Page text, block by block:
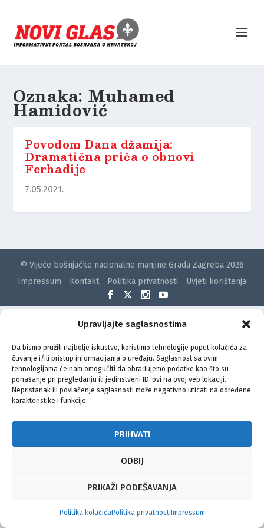
Upravljajte saglasnostima
Da bismo pružili najbolje iskustvo, koristimo tehnologije poput kolačića za
čuvanje i/ili pristup informacijama o uređaju. Saglasnost sa ovim
tehnologijama će nam omogućiti da obrađujemo podatke kao što su
ponašanje pri pregledanju ili jedinstveni ID-ovi na ovoj veb lokaciji.
Nepristanak ili povlačenje saglasnosti može negativno uticati na određene
karakteristike i funkcije.
PRIHVATI
ODBIJ
PRIKAŽI PODEŠAVANJA
Politika kolačićaPolitika privatnosti Impressum
Oznaka: Muhamed
Hamidović
Povodom Dana džamija:
Dramatična priča o obnovi
Ferhadije
7.05.2021.
© Vijeće bošnjačke nacionalne manjine Grada Zagreba 2026
Impressum
Kontakt Politika privatnosti Uvjeti korištenja